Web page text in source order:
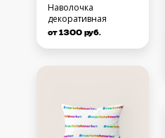
Наволочка
декоративная
от 1300 руб.